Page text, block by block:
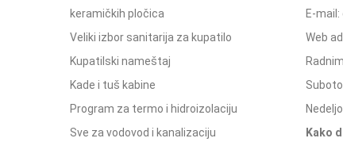
keramičkih pločica
Veliki izbor sanitarija za kupatilo
Kupatilski nameštaj
Kade i tuš kabine
Program za termo i hidroizolaciju
Sve za vodovod i kanalizaciju
E-
Web
Kako